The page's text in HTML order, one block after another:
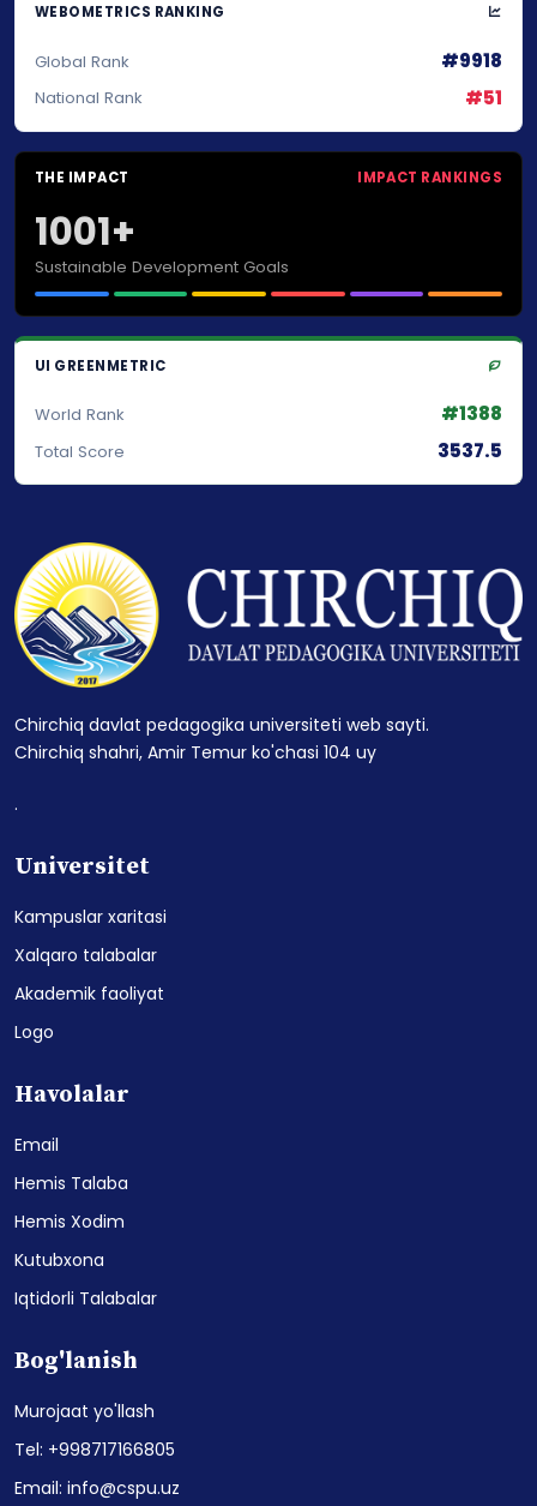
WEBOMETRICS RANKING
Global Rank #9918
National Rank #51
THE IMPACT IMPACT RANKINGS
1001+
Sustainable Development Goals
UI GREENMETRIC
World Rank #1388
Total Score 3537.5
Chirchiq davlat pedagogika universiteti web sayti.
Chirchiq shahri, Amir Temur ko'chasi 104 uy
.
Universitet
Kampuslar xaritasi
Xalqaro talabalar
Akademik faoliyat
Logo
Havolalar
Email
Hemis Talaba
Hemis Xodim
Kutubxona
Iqtidorli Talabalar
Bog'lanish
Murojaat yo'llash
Tel: +998717166805
Email: info@cspu.uz